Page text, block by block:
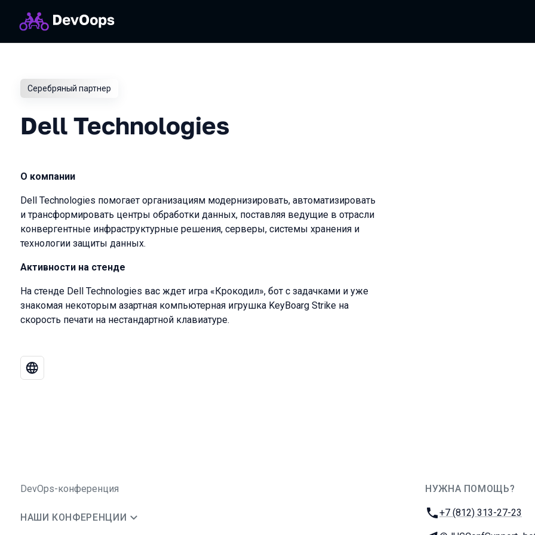
Серебряный партнер
Dell Technologies
О компании
Dell Technologies помогает организациям модернизировать, автоматизировать
и трансформировать центры обработки данных, поставляя ведущие в отрасли
конвергентные инфраструктурные решения, серверы, системы хранения и
технологии защиты данных.
Активности на стенде
На стенде Dell Technologies вас ждет игра «Крокодил», бот с задачками и уже
знакомая некоторым азартная компьютерная игрушка KeyBoarg Strike на
скорость печати на нестандартной клавиатуре.
DevOps-конференция
НАШИ КОНФЕРЕНЦИИ
НУЖНА ПОМОЩЬ?
Телефон:
+7 (812) 313-27-23